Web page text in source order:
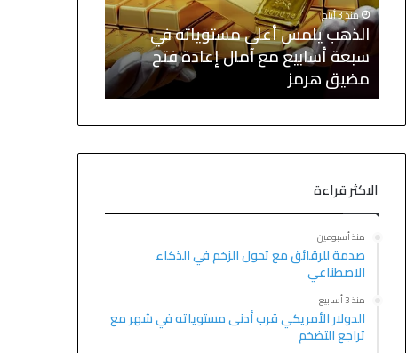
منذ 3 أيام
الذهب يلمس أعلى مستوياته في
سبعة أسابيع مع آمال إعادة فتح
مضيق هرمز
الاكثر قراءة
منذ أسبوعين
صدمة للرقائق مع تحول الزخم في الذكاء
الاصطناعي
منذ 3 أسابيع
الدولار الأمريكي قرب أدنى مستوياته في شهر مع
تراجع التضخم